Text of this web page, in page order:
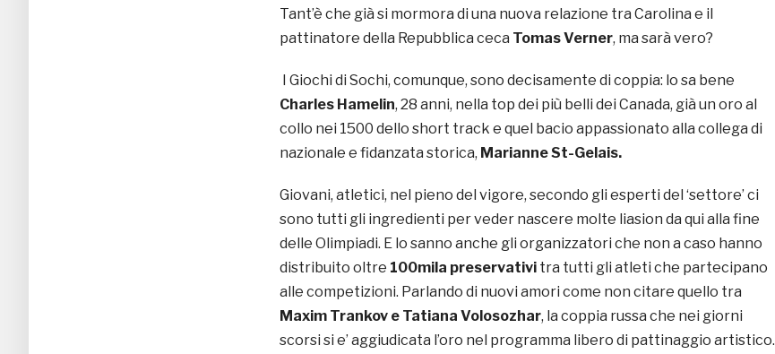
Tant’è che già si mormora di una nuova relazione tra Carolina e il
pattinatore della Repubblica ceca Tomas Verner, ma sarà vero?
I Giochi di Sochi, comunque, sono decisamente di coppia: lo sa bene
Charles Hamelin, 28 anni, nella top dei più belli dei Canada, già un oro al
collo nei 1500 dello short track e quel bacio appassionato alla collega di
nazionale e fidanzata storica, Marianne St-Gelais.
Giovani, atletici, nel pieno del vigore, secondo gli esperti del ‘settore’ ci
sono tutti gli ingredienti per veder nascere molte liasion da qui alla fine
delle Olimpiadi. E lo sanno anche gli organizzatori che non a caso hanno
distribuito oltre 100mila preservativi tra tutti gli atleti che partecipano
alle competizioni. Parlando di nuovi amori come non citare quello tra
Maxim Trankov e Tatiana Volosozhar, la coppia russa che nei giorni
scorsi si e’ aggiudicata l’oro nel programma libero di pattinaggio artistico.